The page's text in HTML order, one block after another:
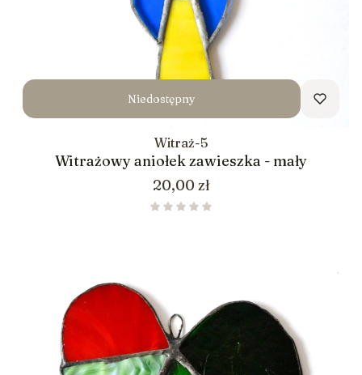
Niedostępny
Witraż-5
Witrażowy aniołek zawieszka - mały
Cena
20,00 zł